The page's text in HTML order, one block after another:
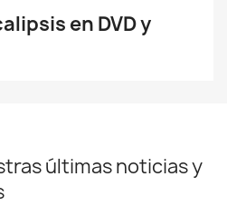
en DVD y
últimas noticias y